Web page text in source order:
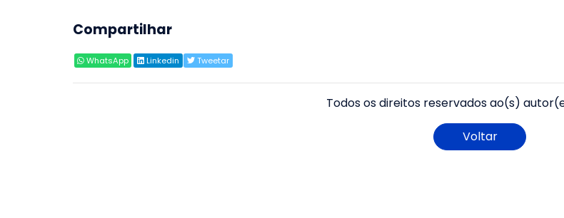
Compartilhar
WhatsApp Linkedin Tweetar
Todos os direitos reservados ao(s)
Voltar